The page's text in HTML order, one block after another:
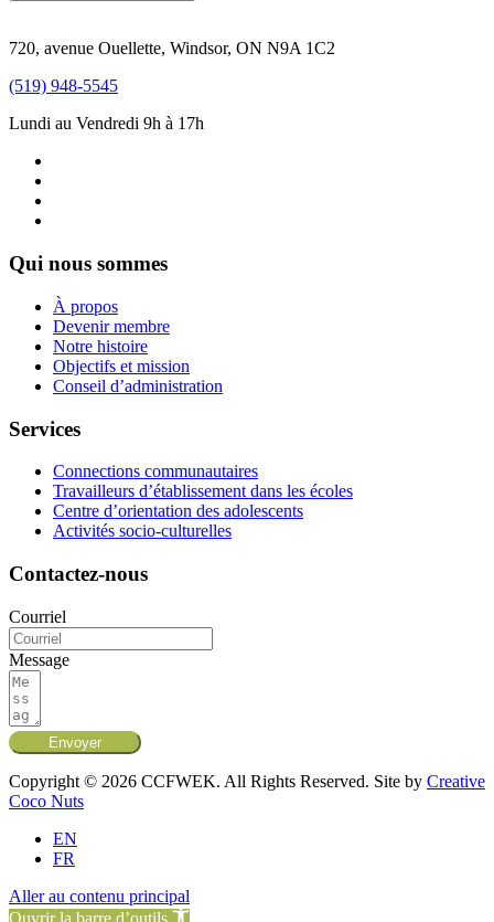
720, avenue Ouellette, Windsor, ON N9A 1C2
(519) 948-5545
Lundi au Vendredi 9h à 17h
Qui nous sommes
À propos
Devenir membre
Notre histoire
Objectifs et mission
Conseil d’administration
Services
Connections communautaires
Travailleurs d’établissement dans les écoles
Centre d’orientation des adolescents
Activités socio-culturelles
Contactez-nous
Courriel
Message
Envoyer
Copyright © 2026 CCFWEK. All Rights Reserved. Site by Creative
Coco Nuts
EN
FR
Aller au contenu principal
Ouvrir la barre d’outils